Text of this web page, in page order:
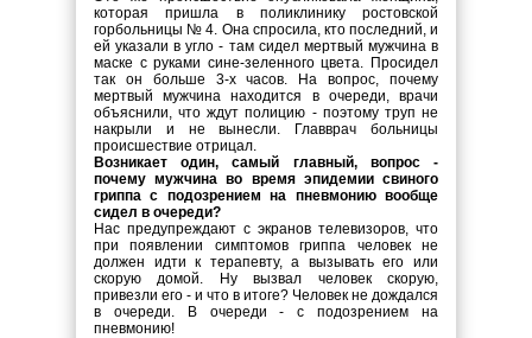
которая пришла в поликлинику ростовской
горбольницы № 4. Она спросила, кто последний, и
ей указали в угло - там сидел мертвый мужчина в
маске с руками сине-зеленного цвета. Просидел
так он больше 3-х часов. На вопрос, почему
мертвый мужчина находится в очереди, врачи
объяснили, что ждут полицию - поэтому труп не
накрыли и не вынесли. Главврач больницы
происшествие отрицал.
Возникает один, самый главный, вопрос -
почему мужчина во время эпидемии свиного
гриппа с подозрением на пневмонию вообще
сидел в очереди?
Нас предупреждают с экранов телевизоров, что
при появлении симптомов гриппа человек не
должен идти к терапевту, а вызывать его или
скорую домой. Ну вызвал человек скорую,
привезли его - и что в итоге? Человек не дождался
в очереди. В очереди - с подозрением на
пневмонию!